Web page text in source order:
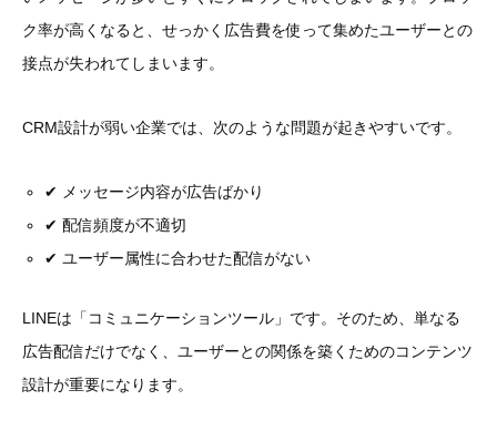
ク率が高くなると、せっかく広告費を使って集めたユーザーとの
接点が失われてしまいます。
CRM設計が弱い企業では、次のような問題が起きやすいです。
✔ メッセージ内容が広告ばかり
✔ 配信頻度が不適切
✔ ユーザー属性に合わせた配信がない
LINEは「コミュニケーションツール」です。そのため、単なる
広告配信だけでなく、ユーザーとの関係を築くためのコンテンツ
設計が重要になります。